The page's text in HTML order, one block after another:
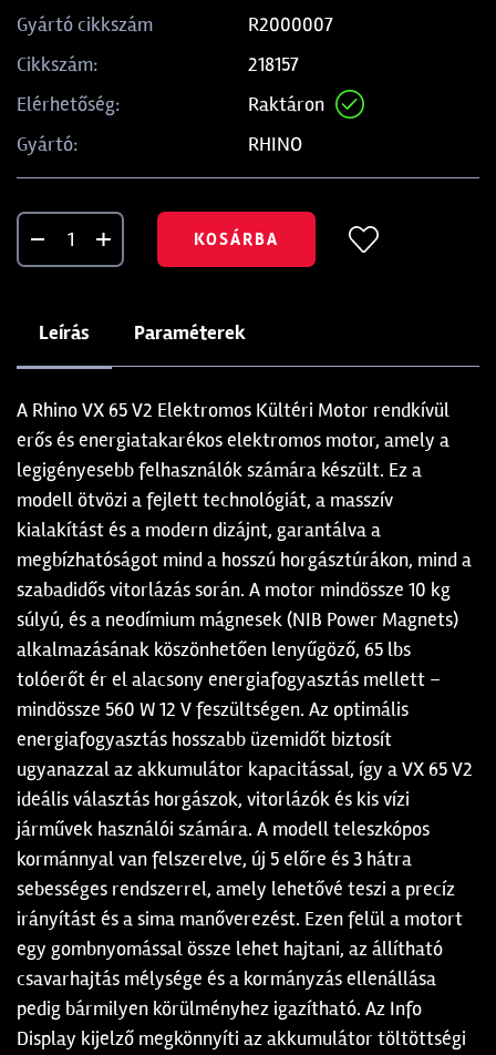
Gyártó cikkszám
R2000007
Cikkszám:
218157
Elérhetőség:
Raktáron
Gyártó:
RHINO
KOSÁRBA
Leírás Paraméterek
A Rhino VX 65 V2 Elektromos Kültéri Motor rendkívül
erős és energiatakarékos elektromos motor, amely a
legigényesebb felhasználók számára készült. Ez a
modell ötvözi a fejlett technológiát, a masszív
kialakítást és a modern dizájnt, garantálva a
megbízhatóságot mind a hosszú horgásztúrákon, mind a
szabadidős vitorlázás során. A motor mindössze 10 kg
súlyú, és a neodímium mágnesek (NIB Power Magnets)
alkalmazásának köszönhetően lenyűgöző, 65 lbs
tolóerőt ér el alacsony energiafogyasztás mellett –
mindössze 560 W 12 V feszültségen. Az optimális
energiafogyasztás hosszabb üzemidőt biztosít
ugyanazzal az akkumulátor kapacitással, így a VX 65 V2
ideális választás horgászok, vitorlázók és kis vízi
járművek használói számára. A modell teleszkópos
kormánnyal van felszerelve, új 5 előre és 3 hátra
sebességes rendszerrel, amely lehetővé teszi a precíz
irányítást és a sima manőverezést. Ezen felül a motort
egy gombnyomással össze lehet hajtani, az állítható
csavarhajtás mélysége és a kormányzás ellenállása
pedig bármilyen körülményhez igazítható. Az Info
Display kijelző megkönnyíti az akkumulátor töltöttségi